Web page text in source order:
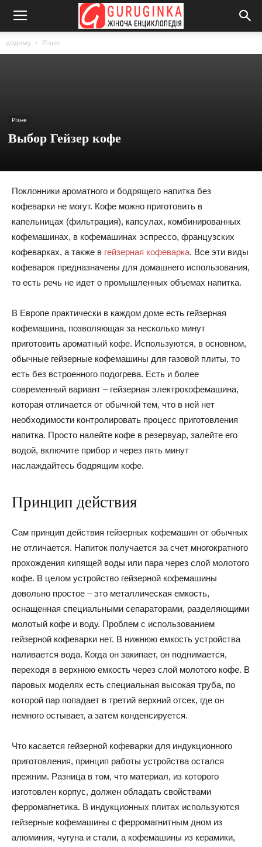
додому Різне
Різне
Выбор Гейзер кофе
Поклонники ароматного и бодрящего напитка без
кофеварки не могут. Кофе можно приготовить в
капельницах (фильтрация), капсулах, комбинированных
кофемашинах, в кофемашинах эспрессо, французских
кофеварках, а также в гейзерная кофеварка. Все эти виды
кофеварок предназначены для домашнего использования,
то есть речь не идет о промышленных объемах напитка.
В Европе практически в каждом доме есть гейзерная
кофемашина, позволяющая за несколько минут
приготовить ароматный кофе. Используются, в основном,
обычные гейзерные кофемашины для газовой плиты, то
есть без встроенного подогрева. Есть и более
современный вариант – гейзерная электрокофемашина,
которая отличается от обычной тем, что в ней нет
необходимости контролировать процесс приготовления
напитка. Просто налейте кофе в резервуар, залейте его
водой, включите прибор и через пять минут
наслаждайтесь бодрящим кофе.
Принцип действия
Сам принцип действия гейзерных кофемашин от обычных
не отличается. Напиток получается за счет многократного
прохождения кипящей воды или пара через слой молотого
кофе. В целом устройство гейзерной кофемашины
довольно простое – это металлическая емкость,
оснащенная специальными сепараторами, разделяющими
молотый кофе и воду. Проблем с использованием
гейзерной кофеварки нет. В нижнюю емкость устройства
наливается вода. Когда он закипает, он поднимается,
переходя в верхнюю емкость через слой молотого кофе. В
паровых моделях есть специальная высокая труба, по
которой пар попадает в третий верхний отсек, где он
немного остывает, а затем конденсируется.
Что касается гейзерной кофеварки для индукционного
приготовления, принцип работы устройства остался
прежним. Разница в том, что материал, из которого
изготовлен корпус, должен обладать свойствами
ферромагнетика. В индукционных плитах используются
гейзерные кофемашины с ферромагнитным дном из
алюминия, чугуна и стали, а кофемашины из керамики,